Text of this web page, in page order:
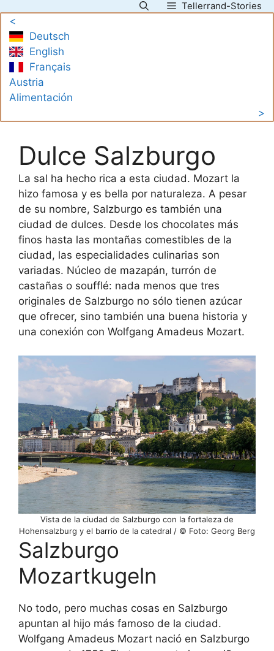
contenido
Tellerrand-Stories
<
Deutsch
English
Français
Austria
Alimentación
>
Dulce Salzburgo
La sal ha hecho rica a esta ciudad. Mozart la
hizo famosa y es bella por naturaleza. A pesar
de su nombre, Salzburgo es también una
ciudad de dulces. Desde los chocolates más
finos hasta las montañas comestibles de la
ciudad, las especialidades culinarias son
variadas. Núcleo de mazapán, turrón de
castañas o soufflé: nada menos que tres
originales de Salzburgo no sólo tienen azúcar
que ofrecer, sino también una buena historia y
una conexión con Wolfgang Amadeus Mozart.
Vista de la ciudad de Salzburgo con la fortaleza de
Hohensalzburg y el barrio de la catedral / © Foto: Georg Berg
Salzburgo
Mozartkugeln
No todo, pero muchas cosas en Salzburgo
apuntan al hijo más famoso de la ciudad.
Wolfgang Amadeus Mozart nació en Salzburgo